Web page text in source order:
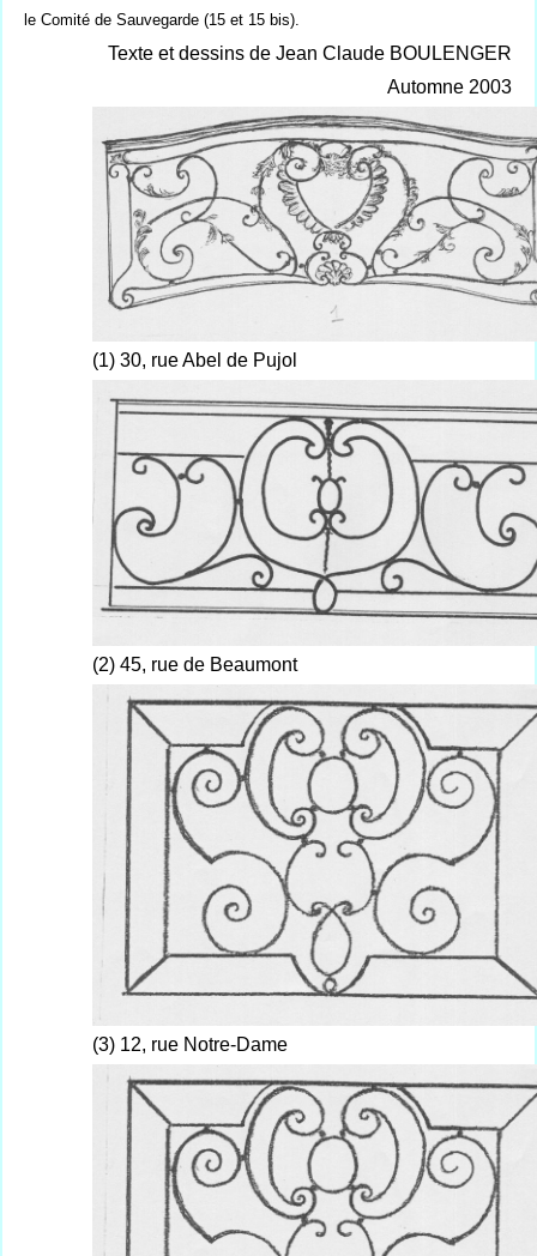
le Comité de Sauvegarde (15 et 15 bis).
Texte et dessins de Jean Claude BOULENGER
Automne 2003
(1) 30, rue Abel de Pujol
(2) 45, rue de Beaumont
(3) 12, rue Notre-Dame